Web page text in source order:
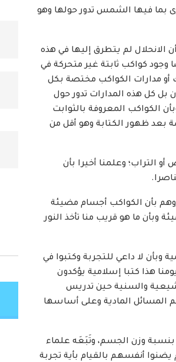
بما فيها الشمس تدور حولها وهو
لم يتطرق إليها في هذه
وجود كواكب ثابتة غير متحركة في
أو مدارات الكواكب مختصة بكل
بل كل هذه المدارات تدور حول
الكواكب المعروفة بالثوابت
بعد ظهور الكتابة وهو أقل من
التراب؛ وعلمنا أخيرا بأن
بأن الكواكب أجسام مضيئة
وبأن ما هو قريب منا تأخذ النور
لا داعي للتجربة وكتبوا في
هذا كتبا إسلامية يؤكدون
والسنية حين تدريس
المسائل المادية وعلى أساسها
وزن الجسم، وتَبَعَه علماء
أنفسهم بالقيام بأية تجربة